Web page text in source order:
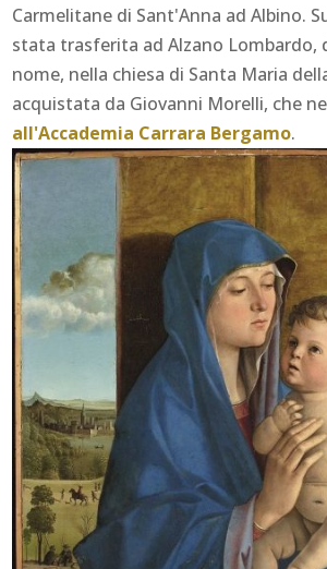
Carmelitane di Sant'Anna ad Albino.
stata trasferita ad Alzano Lombardo,
nome, nella chiesa di Santa Maria
acquistata da Giovanni Morelli, che
all'Accademia Carrara Bergamo.